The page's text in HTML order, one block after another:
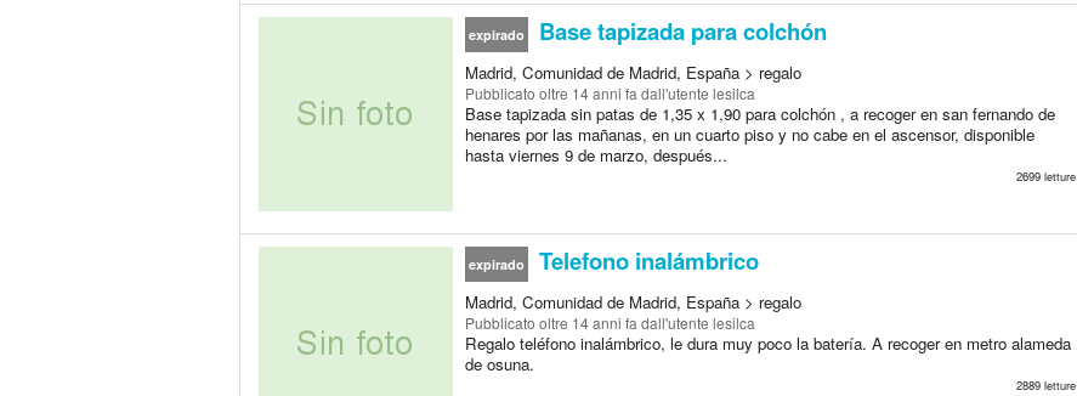
expirado Base tapizada para colchón
Madrid, Comunidad de Madrid, España > regalo
Pubblicato oltre 14 anni fa dall'utente lesilca
Base tapizada sin patas de 1,35 x 1,90 para colchón , a recoger en san fernando de
henares por las mañanas, en un cuarto piso y no cabe en el ascensor, disponible
hasta viernes 9 de marzo, después...
2699 letture
expirado Telefono inalámbrico
Madrid, Comunidad de Madrid, España > regalo
Pubblicato oltre 14 anni fa dall'utente lesilca
Regalo teléfono inalámbrico, le dura muy poco la batería. A recoger en metro alameda
de osuna.
2889 letture